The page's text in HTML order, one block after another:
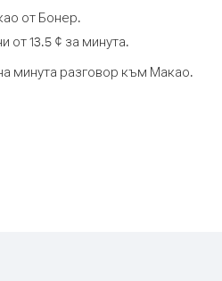
от Бонер.
от 13.5 ¢ за минута.
минута разговор към Макао.